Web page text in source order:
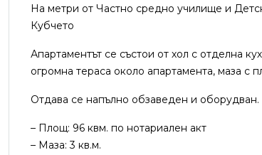
На метри от Частно средно училище и
Кубчето
Апартаментът се състои от хол с отделна
огромна тераса около апартамента, маза с
Отдава се напълно обзаведен и оборудван.
– Площ: 96 квм. по нотариален акт
– Маза: 3 кв.м.